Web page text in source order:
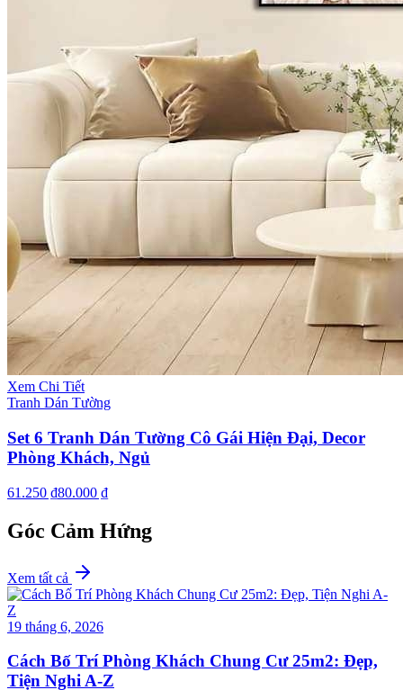
Xem Chi Tiết
Tranh Dán Tường
Set 6 Tranh Dán Tường Cô Gái Hiện Đại, Decor
Phòng Khách, Ngủ
61.250 ₫80.000 ₫
Góc Cảm Hứng
Xem tất cả
19 tháng 6, 2026
Cách Bố Trí Phòng Khách Chung Cư 25m2: Đẹp,
Tiện Nghi A-Z